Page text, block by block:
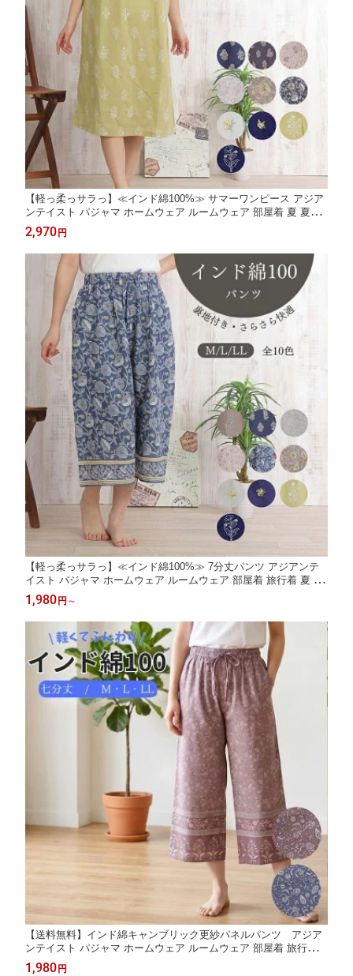
【軽っ柔っサラっ】≪インド綿100%≫ サマーワンピース アジア
ンテイスト パジャマ ホームウェア ルームウェア 部屋着 夏 夏用
涼しい 薄手 肌に優しい ゆったり レディース 体型カバー 妊婦 マ
タニティ おしゃれ かわいい
2,970円
【軽っ柔っサラっ】≪インド綿100%≫ 7分丈パンツ アジアンテ
イスト パジャマ ホームウェア ルームウェア 部屋着 旅行着 夏 夏
用 涼しい 薄手 肌に優しい ゆったり レディース おしゃれ かわい
い 刺繍 プリント インド綿 綿 コットン
1,980円 ～
【送料無料】インド綿キャンブリック更紗パネルパンツ アジア
ンテイスト パジャマ ホームウェア ルームウェア 部屋着 旅行着
夏 夏用 涼しい 薄手 肌に優しい ゆったり レディース おしゃれ か
1,980円